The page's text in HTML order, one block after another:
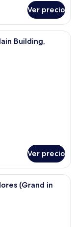
Ver precio
de hotel con una
Building,
Ver precio
blackout, wifi
(Grand in